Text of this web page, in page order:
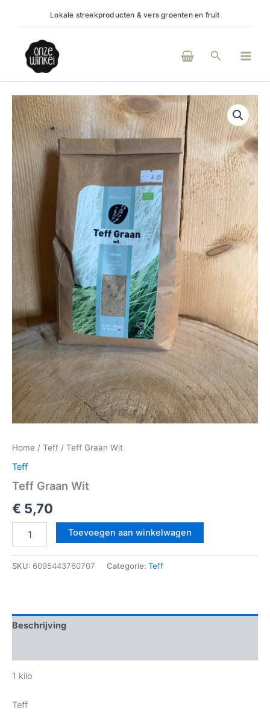
inhoud
Lokale streekproducten & vers groenten en fruit
Zoeken
Home / Teff / Teff Graan Wit
Teff
Teff Graan Wit
€ 5,70
Teff
Graan
Wit
aantal
Toevoegen aan winkelwagen
SKU: 6095443760707 Categorie: Teff
Beschrijving
1 kilo
Teff